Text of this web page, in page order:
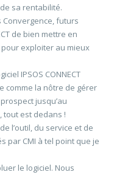
sa rentabilité.
Convergence, futurs
de bien mettre en
exploiter au mieux
IPSOS CONNECT
comme la nôtre de gérer
jusqu’au
tout est dedans !
l’outil, du service et de
par CMI à tel point que je
le logiciel. Nous